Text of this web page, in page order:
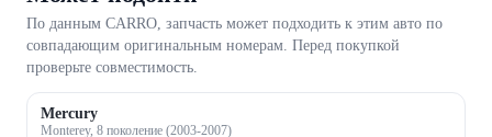
По данным CARRO, запчасть может подходить к этим авто по
совпадающим оригинальным номерам. Перед покупкой
проверьте совместимость.
Mercury
Monterey, 8 поколение (2003-2007)